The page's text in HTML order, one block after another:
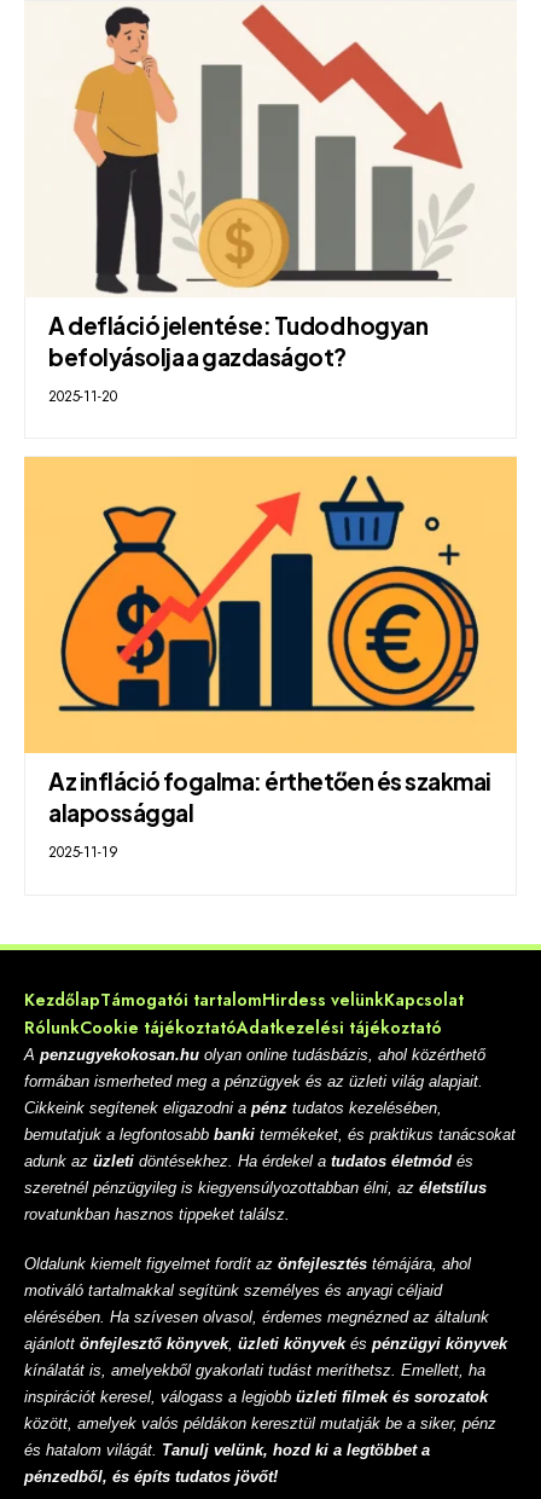
A defláció jelentése: Tudod hogyan
befolyásolja a gazdaságot?
2025-11-20
Az infláció fogalma: érthetően és szakmai
alapossággal
2025-11-19
KezdőlapTámogatói tartalomHirdess velünkKapcsolat
RólunkCookie tájékoztatóAdatkezelési tájékoztató
A penzugyekokosan.hu olyan online tudásbázis, ahol közérthető
formában ismerheted meg a pénzügyek és az üzleti világ alapjait.
Cikkeink segítenek eligazodni a pénz tudatos kezelésében,
bemutatjuk a legfontosabb banki termékeket, és praktikus tanácsokat
adunk az üzleti döntésekhez. Ha érdekel a tudatos életmód és
szeretnél pénzügyileg is kiegyensúlyozottabban élni, az életstílus
rovatunkban hasznos tippeket találsz.
Oldalunk kiemelt figyelmet fordít az önfejlesztés témájára, ahol
motiváló tartalmakkal segítünk személyes és anyagi céljaid
elérésében. Ha szívesen olvasol, érdemes megnézned az általunk
ajánlott önfejlesztő könyvek, üzleti könyvekés pénzügyi könyvek
kínálatát is, amelyekből gyakorlati tudást meríthetsz. Emellett, ha
inspirációt keresel, válogass a legjobb üzleti filmek és sorozatok
között, amelyek valós példákon keresztül mutatják be a siker, pénz
és hatalom világát. Tanulj velünk, hozd ki a legtöbbet a
pénzedből, és építs tudatos jövőt!